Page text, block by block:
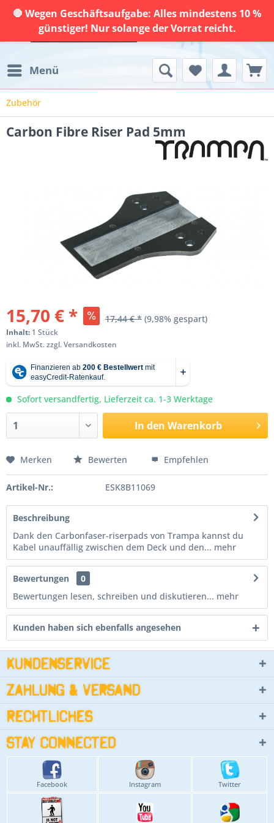
🛑 Wegen Geschäftsaufgabe: Alles mindestens 10 %
günstiger! Nur solange der Vorrat reicht.
Menü
Zubehör
Carbon Fibre Riser Pad 5mm
15,70 € * 17,44 € * (9,98% gespart)
Inhalt: 1 Stück
inkl. MwSt.zzgl. Versandkosten
Sofort versandfertig, Lieferzeit ca. 1-3 Werktage
In den Warenkorb
Merken Bewerten Empfehlen
Artikel-Nr.: ESK8B11069
Beschreibung
Dank den Carbonfaser-riserpads von Trampa kannst du
Kabel unauffällig zwischen dem Deck und den... mehr
Bewertungen
0
Bewertungen lesen, schreiben und diskutieren... mehr
Kunden haben sich ebenfalls angesehen
Kundenservice
Zahlung & Versand
Rechtliches
Stay connected
Facebook Instagram Twitter